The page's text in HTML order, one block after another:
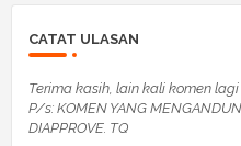
CATAT ULASAN
Terima kasih, lain kali komen lagi
P/s: KOMEN YANG
DIAPPROVE. TQ